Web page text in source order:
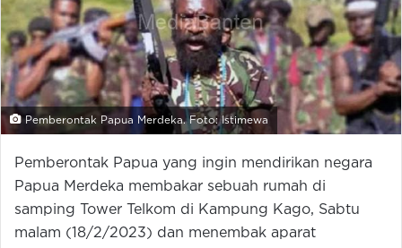
Pemberontak Papua Merdeka. Foto: Istimewa
Pemberontak Papua yang ingin mendirikan negara
Papua Merdeka membakar sebuah rumah di
samping Tower Telkom di Kampung Kago, Sabtu
malam (18/2/2023) dan menembak aparat